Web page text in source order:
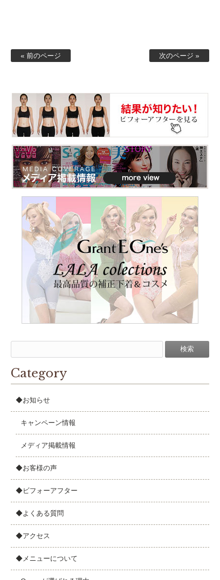
« 前のページ 次のページ »
Category
◆お知らせ
キャンペーン情報
メディア掲載情報
◆お客様の声
◆ビフォーアフター
◆よくある質問
◆アクセス
◆メニューについて